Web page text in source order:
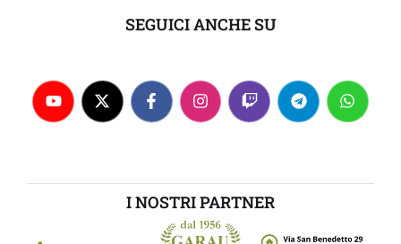
SEGUICI ANCHE SU
I NOSTRI PARTNER